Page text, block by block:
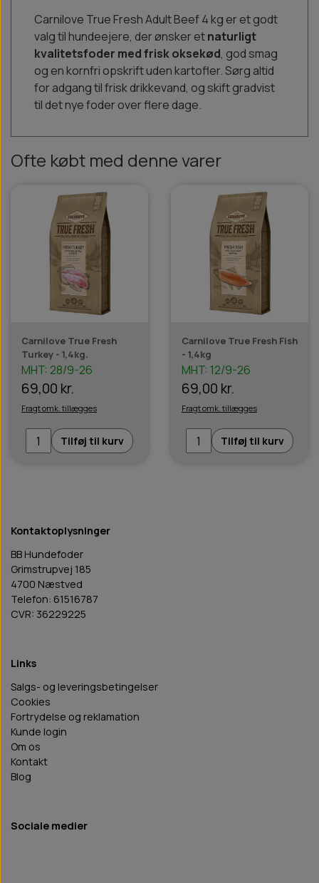
Carnilove True Fresh Adult Beef 4 kg er et godt
valg til hundeejere, der ønsker etnaturligt
kvalitetsfoder med frisk oksekød, god smag
og en kornfri opskrift uden kartofler. Sørg altid
for adgang til frisk drikkevand, og skift gradvist
til det nye foder over flere dage.
Ofte købt med denne varer
Carnilove True Fresh
Turkey - 1,4kg.
MHT: 28/9-26
69,00 kr.
Fragt omk. tillægges
Tilføj til kurv
Carnilove True Fresh Fish
- 1,4kg
MHT: 12/9-26
69,00 kr.
Fragt omk. tillægges
Tilføj til kurv
Kontaktoplysninger
BB Hundefoder
Grimstrupvej 185
4700 Næstved
Telefon: 61516787
CVR: 36229225
Links
Salgs- og leveringsbetingelser
Cookies
Fortrydelse og reklamation
Kunde login
Om os
Kontakt
Blog
Sociale medier